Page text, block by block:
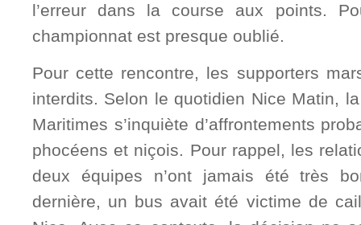
l’erreur dans la course aux points.
championnat est presque oublié.
Pour cette rencontre, les supporters
interdits. Selon le quotidien Nice Matin,
Maritimes s’inquiète d’affrontements
phocéens et niçois. Pour rappel, les
deux équipes n’ont jamais été très
dernière, un bus avait été victime de